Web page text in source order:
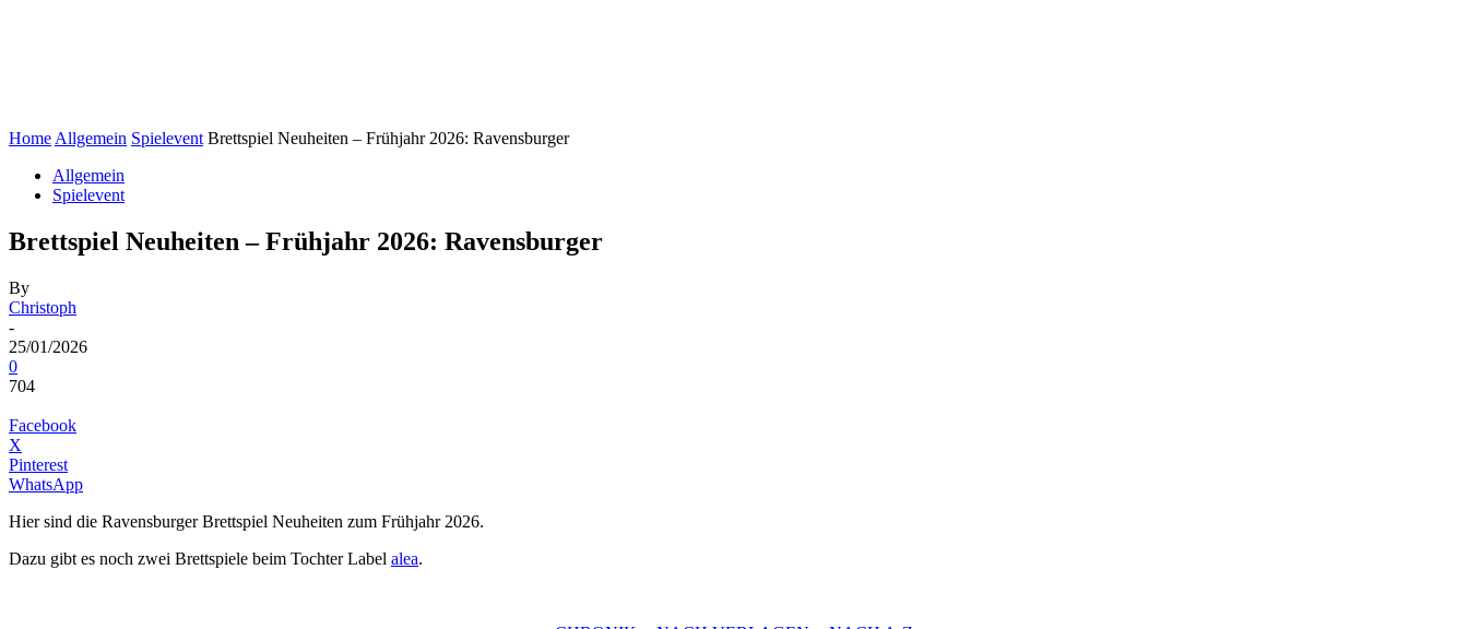
Home Allgemein Spielevent Brettspiel Neuheiten – Frühjahr 2026: Ravensburger
Allgemein
Spielevent
Brettspiel Neuheiten – Frühjahr 2026: Ravensburger
By
Christoph
-
25/01/2026
0
704
Facebook
X
Pinterest
WhatsApp
Hier sind die Ravensburger Brettspiel Neuheiten zum Frühjahr 2026.
Dazu gibt es noch zwei Brettspiele beim Tochter Label alea.